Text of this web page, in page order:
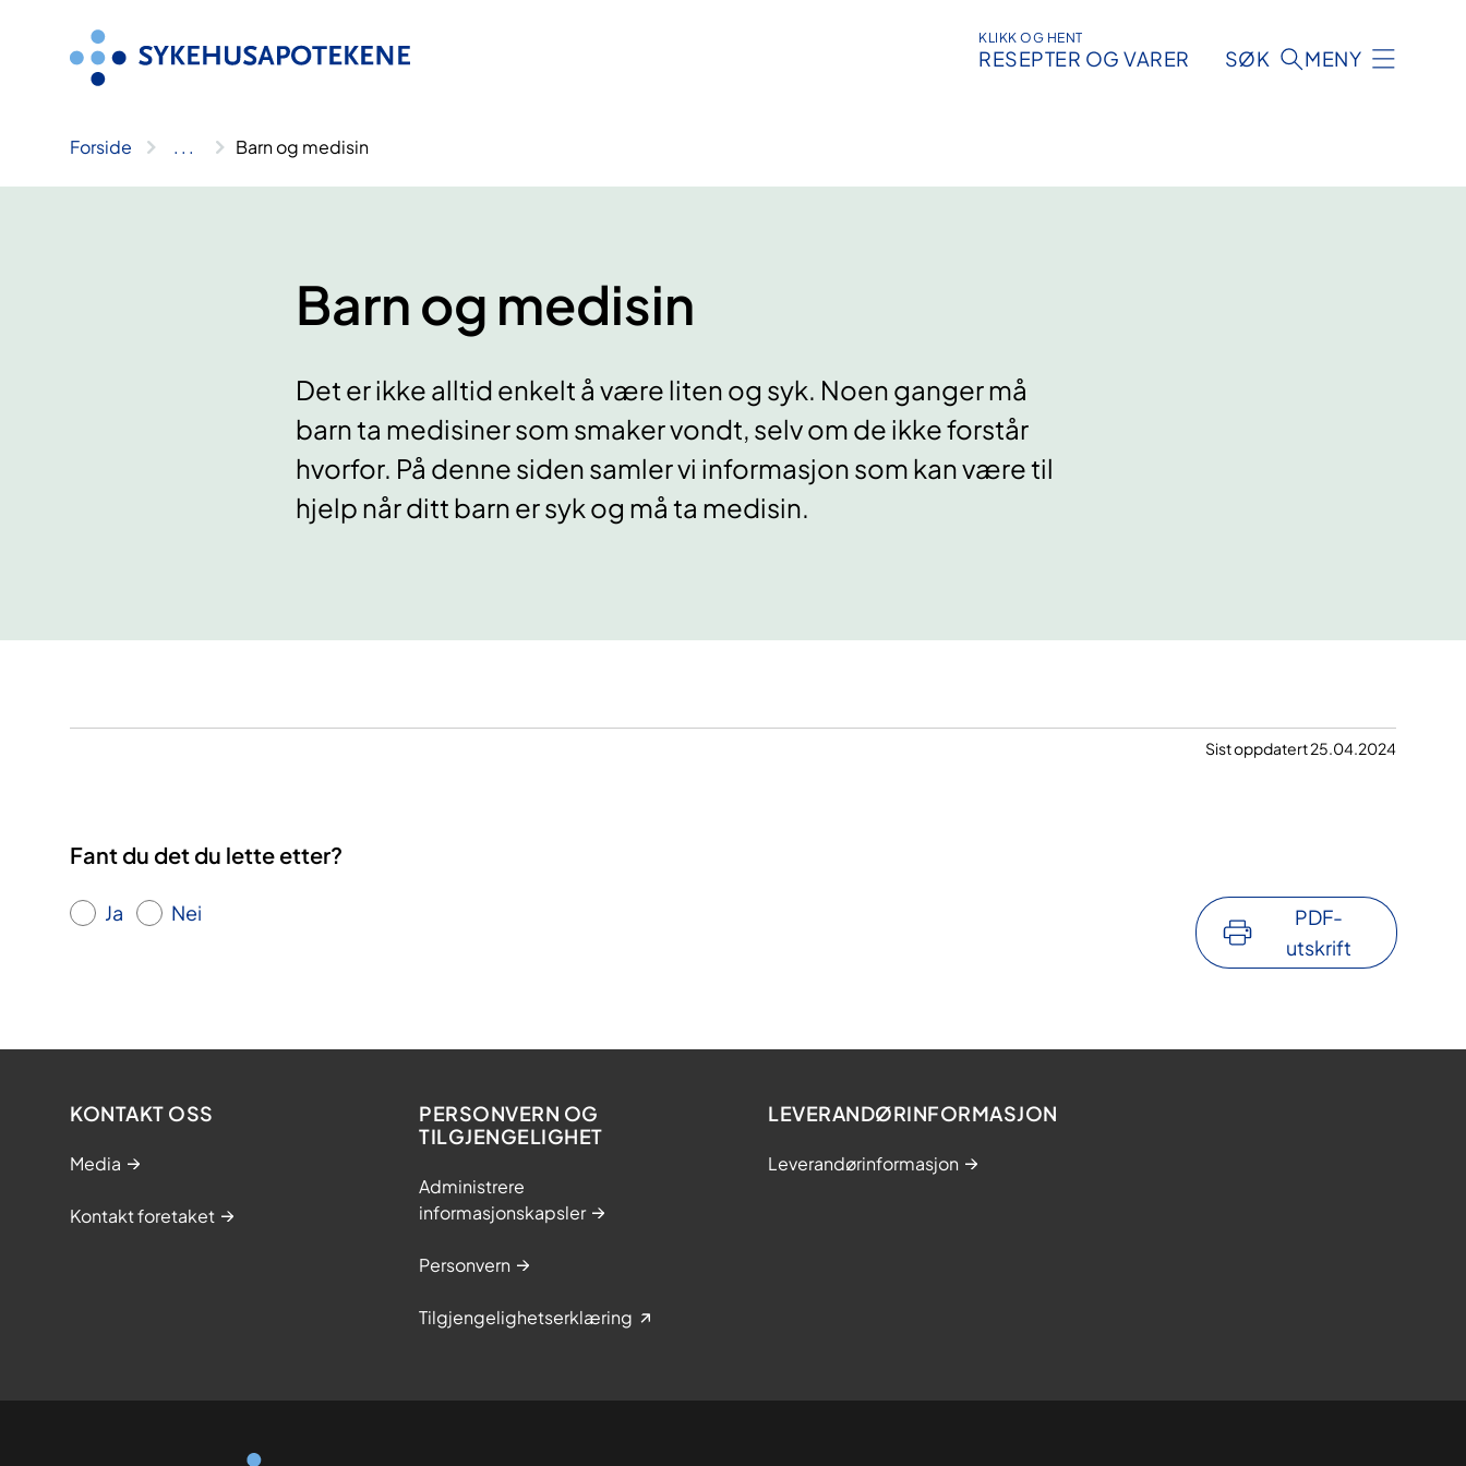
KLIKK OG HENT
RESEPTER OG VARER SØK MENY
Forside .. . Barn og medisin
Barn og medisin
Det er ikke alltid enkelt å være liten og syk. Noen ganger må
barn ta medisiner som smaker vondt, selv om de ikke forstår
hvorfor. På denne siden samler vi informasjon som kan være til
hjelp når ditt barn er syk og må ta medisin.
Sist oppdatert 25.04.2024
Fant du det du lette etter?
Ja Nei
PDF-
utskrift
KONTAKT OSS
Media
Kontakt foretaket
PERSONVERN OG
TILGJENGELIGHET
Administrere
informasjonskapsler
Personvern
Tilgjengelighetserklæring
LEVERANDØRINFORMASJON
Leverandørinformasjon